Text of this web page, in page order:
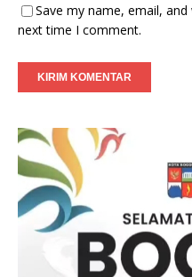
Save my name, email,
next time I comment.